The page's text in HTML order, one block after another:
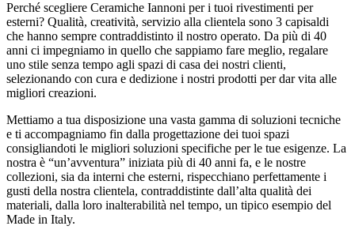
Perché scegliere Ceramiche Iannoni per i tuoi rivestimenti per
esterni? Qualità, creatività, servizio alla clientela sono 3 capisaldi
che hanno sempre contraddistinto il nostro operato. Da più di 40
anni ci impegniamo in quello che sappiamo fare meglio, regalare
uno stile senza tempo agli spazi di casa dei nostri clienti,
selezionando con cura e dedizione i nostri prodotti per dar vita alle
migliori creazioni.
Mettiamo a tua disposizione una vasta gamma di soluzioni tecniche
e ti accompagniamo fin dalla progettazione dei tuoi spazi
consigliandoti le migliori soluzioni specifiche per le tue esigenze. La
nostra è “un’avventura” iniziata più di 40 anni fa, e le nostre
collezioni, sia da interni che esterni, rispecchiano perfettamente i
gusti della nostra clientela, contraddistinte dall’alta qualità dei
materiali, dalla loro inalterabilità nel tempo, un tipico esempio del
Made in Italy.